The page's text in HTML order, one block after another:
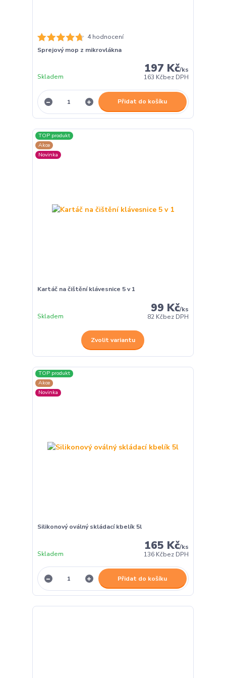
4 hodnocení
Sprejový mop z mikrovlákna
197 Kč/ks
163 Kčbez DPH
Skladem
Přidat do košíku
TOP produkt
Akce
Novinka
Kartáč na čištění klávesnice 5 v 1
99 Kč/ks
82 Kčbez DPH
Skladem
Zvolit variantu
TOP produkt
Akce
Novinka
Silikonový oválný skládací kbelík 5l
165 Kč/ks
136 Kčbez DPH
Skladem
Přidat do košíku